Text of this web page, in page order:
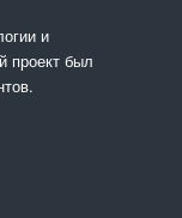
и
проект был